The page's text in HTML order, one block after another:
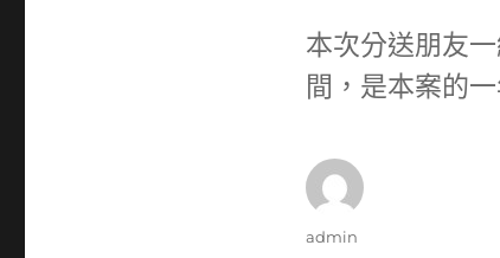
本次分送朋友
間，是本案的
作
admin